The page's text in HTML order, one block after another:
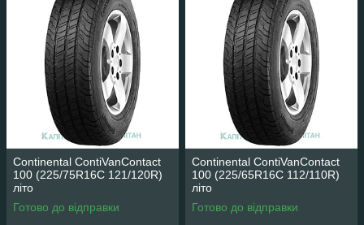
Continental ContiVanContact
100 (225/75R16C 121/120R)
літо
Готово до відправки
Continental ContiVanContact
100 (225/65R16C 112/110R)
літо
Готово до відправки